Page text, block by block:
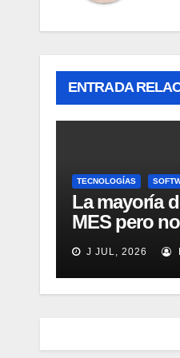
ENTRADA
TECNOLOGÍAS
La mayoría
MES pero
Automation
J JUL, 2026